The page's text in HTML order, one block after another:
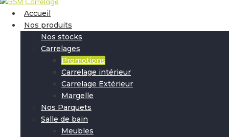
Accueil
Nos produits
Nos stocks
Carrelages
Promotions
Carrelage intérieur
Carrelage Extérieur
Margelle
Nos Parquets
Salle de bain
Meubles